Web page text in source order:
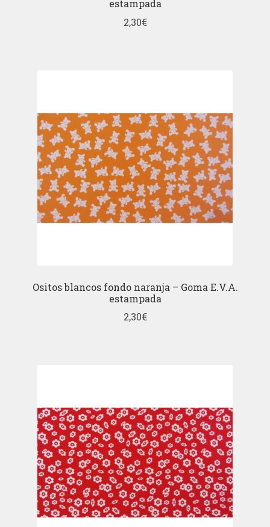
estampada
2,30€
Ositos blancos fondo naranja – Goma E.V.A.
estampada
2,30€